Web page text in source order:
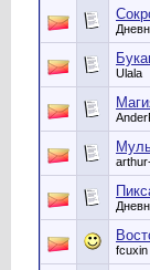
Ulala
fcuxin